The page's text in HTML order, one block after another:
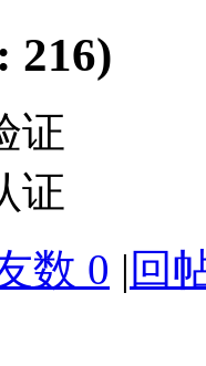
216)
证
证
数 0 | 回